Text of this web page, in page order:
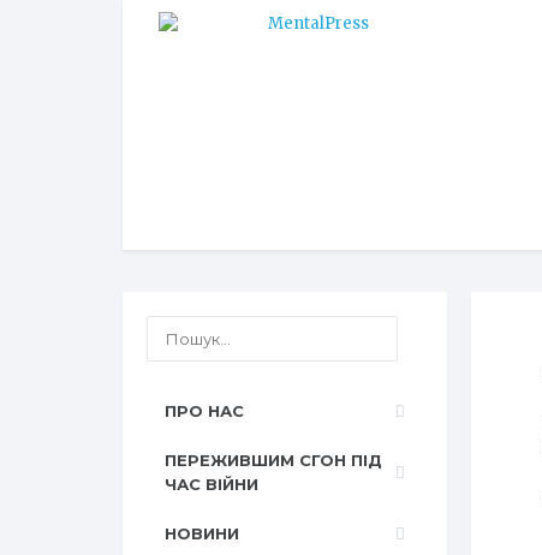
ПРО НАС
ПЕРЕЖИВШИМ СГОН ПІД
ЧАС ВІЙНИ
НОВИНИ